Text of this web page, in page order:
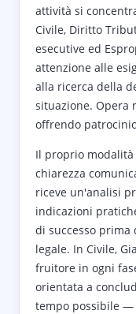
attività si
Civile, Diritto
esecutive ed
attenzione alle
alla ricerca della
situazione. Opera
offrendo
Il proprio
chiarezza
riceve un'analisi
indicazioni
di successo
legale. In Civile,
fruitore in ogni
orientata a
tempo possibile —